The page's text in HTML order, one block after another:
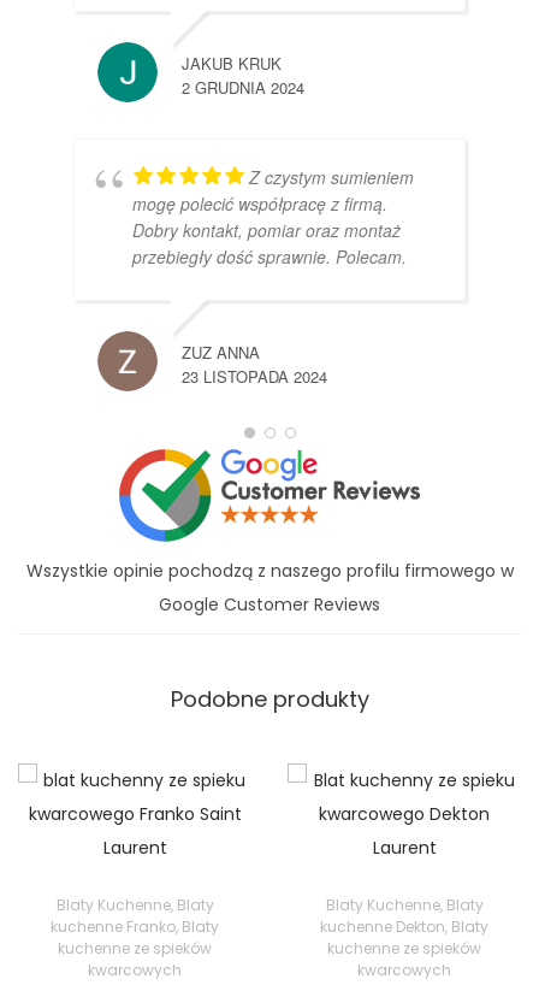
JAKUB KRUK
2 GRUDNIA 2024
Z czystym sumieniem
mogę polecić współpracę z firmą.
Dobry kontakt, pomiar oraz montaż
przebiegły dość sprawnie. Polecam.
ZUZ ANNA
23 LISTOPADA 2024
Wszystkie opinie pochodzą z naszego profilu firmowego w
Google Customer Reviews
Podobne produkty
Blaty Kuchenne, Blaty
kuchenne Franko, Blaty
kuchenne ze spieków
kwarcowych
Blaty Kuchenne, Blaty
kuchenne Dekton, Blaty
kuchenne ze spieków
kwarcowych